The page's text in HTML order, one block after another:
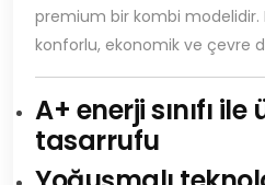
premium bir kombi modelidir.
konforlu, ekonomik ve çevre
A+ enerji sınıfı
tasarrufu